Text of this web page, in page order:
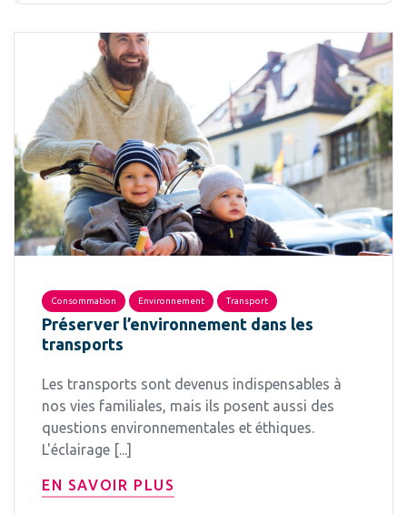
Consommation Environnement Transport
Préserver l’environnement dans les
transports
Les transports sont devenus indispensables à
nos vies familiales, mais ils posent aussi des
questions environnementales et éthiques.
L'éclairage [...]
EN SAVOIR PLUS